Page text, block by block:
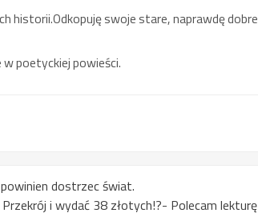
historii.Odkopuję swoje stare, naprawdę dobre
poetyckiej powieści.
dostrzec świat.
i wydać 38 złotych!?- Polecam lekturę